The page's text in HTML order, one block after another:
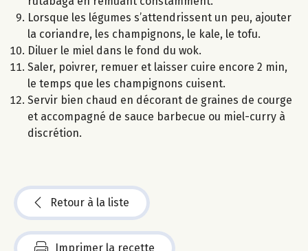
Lorsque les légumes s’attendrissent un peu, ajouter
la coriandre, les champignons, le kale, le tofu.
Diluer le miel dans le fond du wok.
Saler, poivrer, remuer et laisser cuire encore 2 min,
le temps que les champignons cuisent.
Servir bien chaud en décorant de graines de courge
et accompagné de sauce barbecue ou miel-curry à
discrétion.
Retour à la liste
Imprimer la recette